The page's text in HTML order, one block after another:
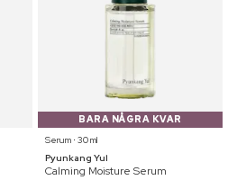
BARA NÅGRA KVAR
Serum ⋅ 30 ml
Pyunkang Yul
Calming Moisture Serum